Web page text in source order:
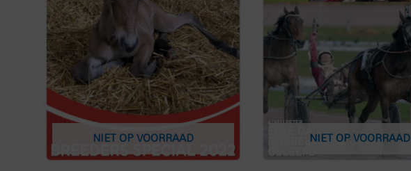
NIET OP VOORRAAD NIET OP VOORRAAD